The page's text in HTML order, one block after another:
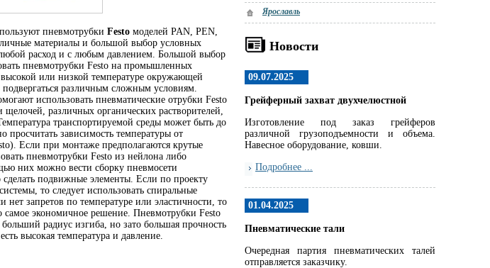
пневмотрубки Festo моделей PAN, PEN,
материалы и большой выбор условных
расход и с любым давлением. Большой выбор
пневмотрубки Festo на промышленных
или низкой температуре окружающей
различным сложным условиям.
использовать пневматические отрубки Festo
различных органических растворителей,
транспортируемой среды может быть до
просчитать зависимость температуры от
Если при монтаже предполагаются крутые
пневмотрубки Festo из нейлона либо
них можно вести сборку пневмосети
подвижные элементы. Если по проекту
то следует использовать спиральные
запретов по температуре или эластичности, то
самое экономичное решение. Пневмотрубки Festo
радиус изгиба, но зато большая прочность
высокая температура и давление.
Ярославль
Новости
09.07.2025
Грейферный захват двухчелюстной
Изготовление под заказ грейферов
различной грузоподъемности и объема.
Навесное оборудование, ковши.
Подробнее ...
01.04.2025
Пневматические тали
Очередная партия пневматических талей
отправляется заказчику.